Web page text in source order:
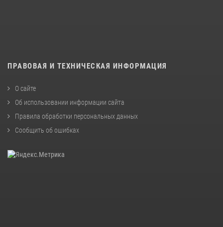
ПРАВОВАЯ И ТЕХНИЧЕСКАЯ ИНФОРМАЦИЯ
О сайте
Об использовании информации сайта
Правила обработки персональных данных
Сообщить об ошибках